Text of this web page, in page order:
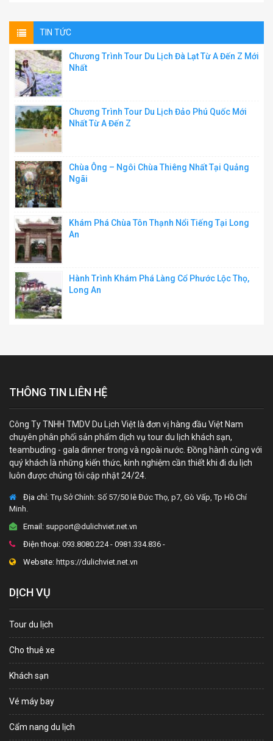
TIN TỨC
Chương Trình Tour Du Lịch Đà Lạt Từ A Đến Z Mới
Nhất
Chương Trình Tour Du Lịch Đảo Phú Quốc Mới
Nhất Từ A Đến Z
Chùa Ông – Ngôi Chùa Thiêng Nhất Tại Quảng
Ngãi
Khám Phá Chùa Tôn Thạnh Nổi Tiếng Tại Long
An
Hành Trình Khám Phá Làng Cổ Phước Lộc Thọ,
Long An
THÔNG TIN LIÊN HỆ
Công Ty TNHH TMDV Du Lịch Việt là đơn vị hàng đầu Việt Nam
chuyên phân phối sản phẩm dịch vụ tour du lịch khách sạn,
teambuding - gala dinner trong và ngoài nước. Đồng hành cùng với
quý khách là những kiến thức, kinh nghiệm cần thiết khi đi du lịch
luôn được chúng tôi cập nhật 24/24.
Địa chỉ:Trụ Sở Chính: Số 57/50 lê Đức Thọ, p7, Gò Vấp, Tp Hồ Chí
Minh.
Email: support@dulichviet.net.vn
Điện thoại: 093.8080.224 - 0981.334.836 -
Website: https://dulichviet.net.vn
DỊCH VỤ
Tour du lịch
Cho thuê xe
Khách sạn
Vé máy bay
Cẩm nang du lịch